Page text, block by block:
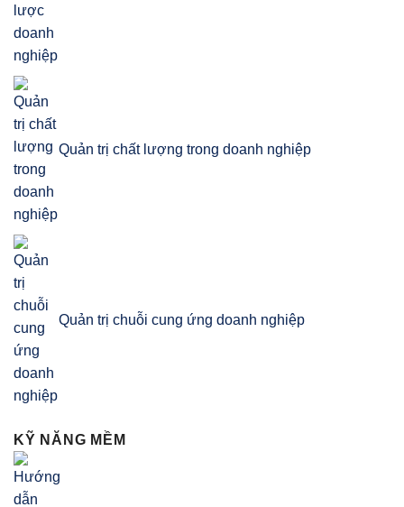
Quản trị chất lượng trong doanh nghiệp
Quản trị chuỗi cung ứng doanh nghiệp
KỸ NĂNG MỀM